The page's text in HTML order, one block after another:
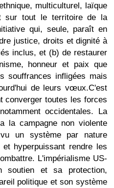
multiculturel, laïque
sur tout le territoire de la
qui, seule, paraît en
justice, droits et dignité à
inclus, et (b) de restaurer
honneur et paix que
souffrances infligées mais
de leurs vœux.C'est
converger toutes les forces
occidentales. La
la campagne non violente
un système par nature
et hyperpuissant rendre les
L'impérialisme US-
et sa protection,
politique et son système